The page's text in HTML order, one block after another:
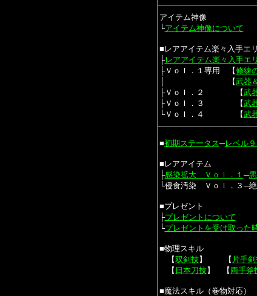
アイテム神像
└アイテム神像について
■レアアイテム楽々入手エ
├レアアイテム楽々入手エ
├Ｖｏｌ．１専用 【修練
│ 【武器
├Ｖｏｌ．２ 【武
├Ｖｏｌ．３ 【武
└Ｖｏｌ．４ 【武
■初期ステータス─レベル
■レアアイテム
├感染拡大 Ｖｏｌ．１ ─
└侵食汚染 Ｖｏｌ．３ ─
■プレゼント
├プレゼントについて
└プレゼントを受け取った
■物理スキル
【双剣技】 【 片手
【 日本刀技】 【両手斧
■魔法スキル（巻物対応）